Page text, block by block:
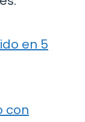
en 5
con